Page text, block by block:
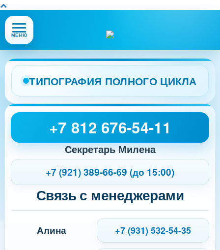
Открыть
или
меню
сайта
МЕНЮ
ТИПОГРАФИЯ ПОЛНОГО ЦИКЛА
+7 812 676-54-11
Секретарь Милена
+7 (921) 389-66-69 (до 15:00)
Связь с менеджерами
Алина +7 (931) 532-54-35